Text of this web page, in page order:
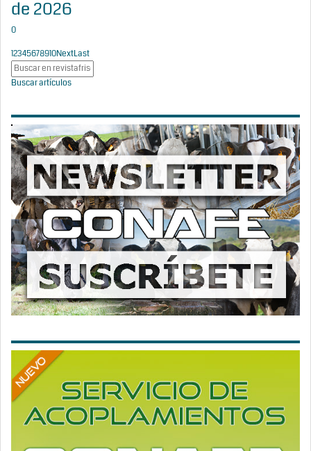
de 2026
0
12345678910NextLast
Buscar artículos